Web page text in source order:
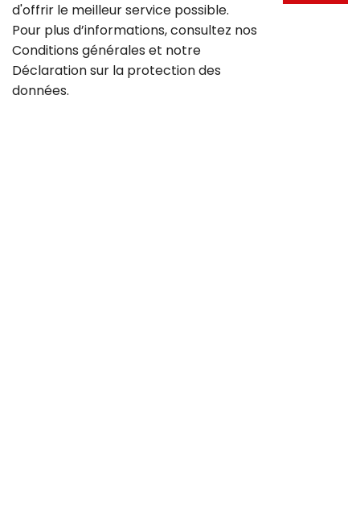
d'offrir le meilleur service possible.
Pour plus d’informations, consultez nos
Conditions générales et notre
Déclaration sur la protection des
données.